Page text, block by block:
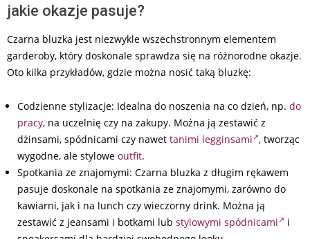
jakie okazje pasuje?
Czarna bluzka jest niezwykle wszechstronnym elementem
garderoby, który doskonale sprawdza się na różnorodne okazje.
Oto kilka przykładów, gdzie można nosić taką bluzkę:
Codzienne stylizacje: Idealna do noszenia na co dzień, np. do
pracy, na uczelnię czy na zakupy. Można ją zestawić z
dżinsami, spódnicami czy nawet tanimi legginsami , tworząc
wygodne, ale stylowe outfit.
Spotkania ze znajomymi: Czarna bluzka z długim rękawem
pasuje doskonale na spotkania ze znajomymi, zarówno do
kawiarni, jak i na lunch czy wieczorny drink. Można ją
zestawić z jeansami i botkami lub stylowymi spódnicami
i